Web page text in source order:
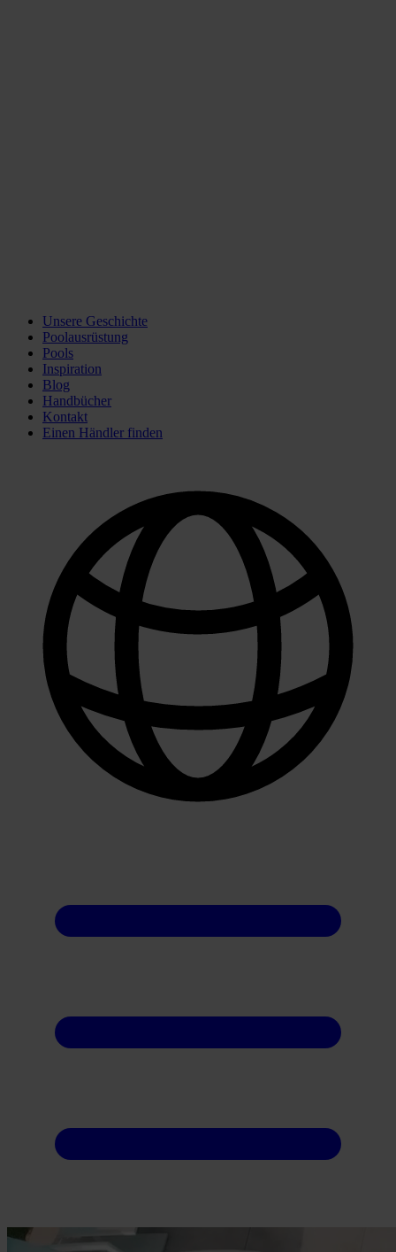
Unsere Geschichte
Poolausrüstung
Pools
Inspiration
Blog
Handbücher
Kontakt
Einen Händler finden